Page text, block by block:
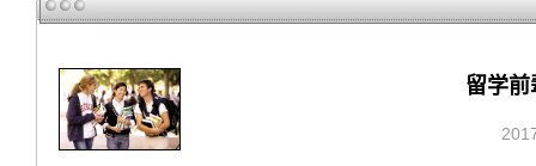
留学